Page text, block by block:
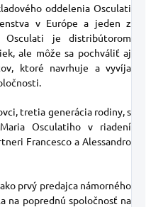
oddelenia Osculati
v Európe a jeden z
Osculati je distribútorom
ale môže sa pochváliť aj
ktoré navrhuje a vyvíja
tretia generácia rodiny, s
Osculatiho v riadení
Francesco a Alessandro
prvý predajca námorného
na poprednú spoločnosť na